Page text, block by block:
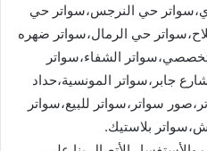
حي النرجس،سواتر حي
حي الرمال،سواتر ضهره
الشفاء،سواتر
جابر،سواتر المونسية،حداد
سواتر،سواتر للبيع،سواتر
بلاستيك.